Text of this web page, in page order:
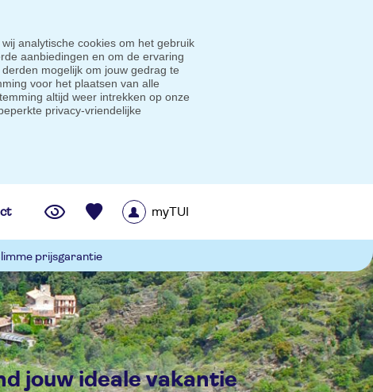
analytische cookies om het gebruik
aanbiedingen en om de ervaring
mogelijk om jouw gedrag te
voor het plaatsen van alle
altijd weer intrekken op onze
privacy-vriendelijke
myTUI
prijsgarantie
jouw ideale vakantie